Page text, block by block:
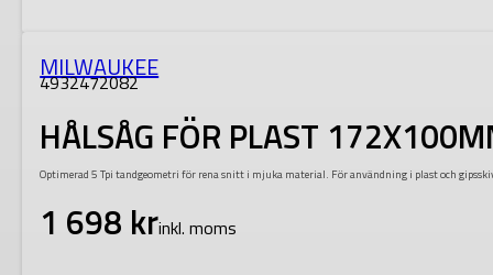
MILWAUKEE
4932472082
HÅLSÅG FÖR PLAST
Optimerad 5 Tpi tandgeometri för rena snitt i mjuka material. För användning i plast och
1 698 krinkl. moms